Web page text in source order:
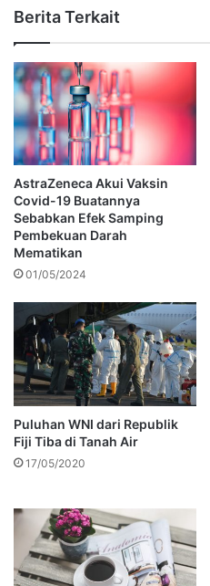
Berita Terkait
AstraZeneca Akui Vaksin
Covid-19 Buatannya
Sebabkan Efek Samping
Pembekuan Darah
Mematikan
01/05/2024
Puluhan WNI dari Republik
Fiji Tiba di Tanah Air
17/05/2020